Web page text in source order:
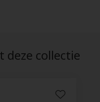
deze collectie